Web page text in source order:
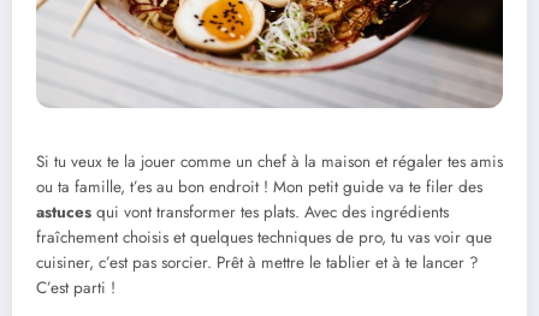
Si tu veux te la jouer comme un chef à la maison et régaler tes amis
ou ta famille, t’es au bon endroit ! Mon petit guide va te filer des
astuces qui vont transformer tes plats. Avec des ingrédients
fraîchement choisis et quelques techniques de pro, tu vas voir que
cuisiner, c’est pas sorcier. Prêt à mettre le tablier et à te lancer ?
C’est parti !